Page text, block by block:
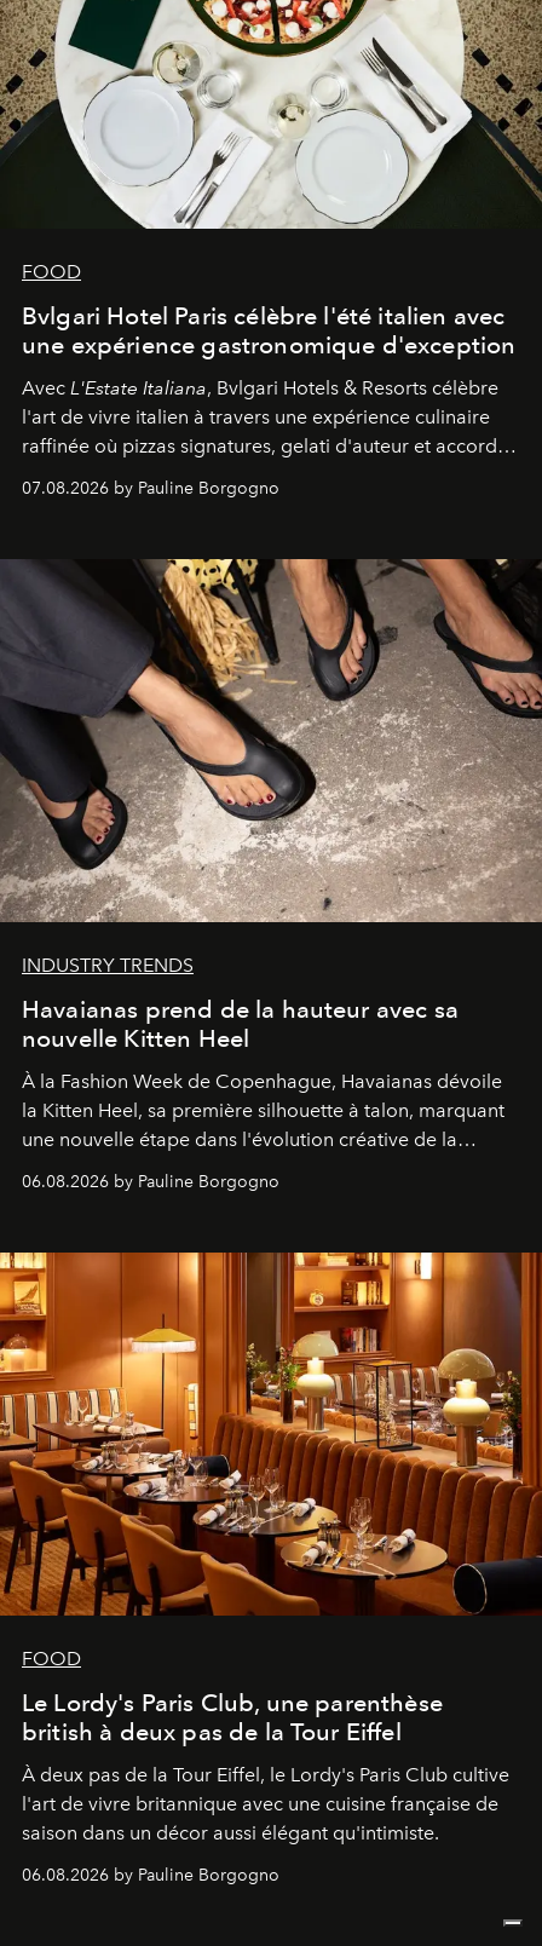
FOOD
Bvlgari Hotel Paris célèbre l'été italien avec
une expérience gastronomique d'exception
Avec L'Estate Italiana, Bvlgari Hotels & Resorts célèbre
l'art de vivre italien à travers une expérience culinaire
raffinée où pizzas signatures, gelati d'auteur et accords
d'exception composent un véritable voyage sensoriel.
07.08.2026 by Pauline Borgogno
INDUSTRY TRENDS
Havaianas prend de la hauteur avec sa
nouvelle Kitten Heel
À la Fashion Week de Copenhague, Havaianas dévoile
la Kitten Heel, sa première silhouette à talon, marquant
une nouvelle étape dans l'évolution créative de la
06.08.2026 by Pauline Borgogno
FOOD
Le Lordy's Paris Club, une parenthèse
british à deux pas de la Tour Eiffel
À deux pas de la Tour Eiffel, le Lordy's Paris Club cultive
l'art de vivre britannique avec une cuisine française de
saison dans un décor aussi élégant qu'intimiste.
06.08.2026 by Pauline Borgogno